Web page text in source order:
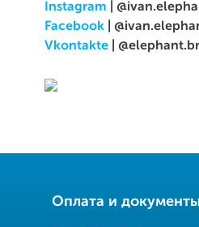
Instagram |
Facebook |
Vkontakte |
Оплата и